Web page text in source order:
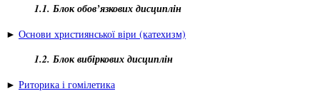
1.1. Блок обов’язкових дисциплін
► Основи християнської віри (катехизм)
1.2. Блок вибіркових дисциплін
► Риторика і гомілетика